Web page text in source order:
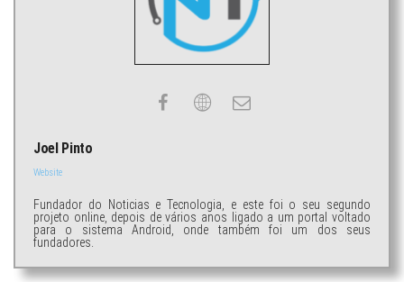
Joel Pinto
Website
Fundador do Noticias e Tecnologia, e este foi o seu segundo
projeto online, depois de vários anos ligado a um portal voltado
para o sistema Android, onde também foi um dos seus
fundadores.